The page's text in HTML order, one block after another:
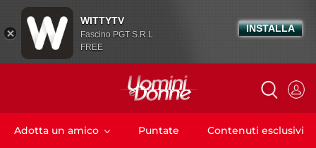
Adotta un amico Puntate Contenuti esclusivi
WITTYTV
Fascino PGT S.R.L
FREE
INSTALLA